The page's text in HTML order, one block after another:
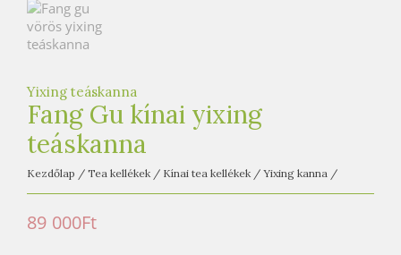
t
e
h
á
z
Yixing teáskanna
Fang Gu kínai yixing
teáskanna
Kezdőlap / Tea kellékek / Kínai tea kellékek / Yixing kanna /
89 000Ft